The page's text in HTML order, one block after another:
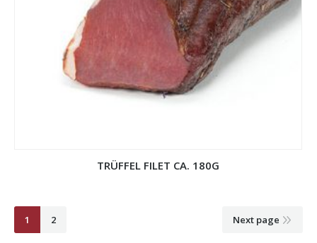
TRÜFFEL FILET CA. 180G
1 2 Next page